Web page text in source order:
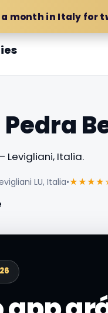
a month in Italy for
Levigliani, Italia.
LU, Italia•